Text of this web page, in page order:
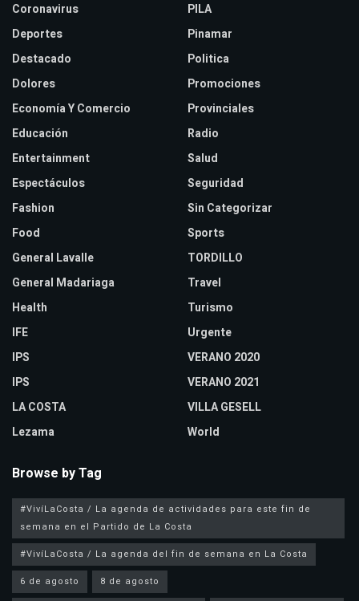
Coronavirus
Deportes
Destacado
Dolores
Economía Y Comercio
Educación
Entertainment
Espectáculos
Fashion
Food
General Lavalle
General Madariaga
Health
IFE
IPS
IPS
LA COSTA
Lezama
PILA
Pinamar
Politica
Promociones
Provinciales
Radio
Salud
Seguridad
Sin Categorizar
Sports
TORDILLO
Travel
Turismo
Urgente
VERANO 2020
VERANO 2021
VILLA GESELL
World
Browse by Tag
#VivíLaCosta / La agenda de actividades para este fin de
semana en el Partido de La Costa
#VivíLaCosta / La agenda del fin de semana en La Costa
6 de agosto
8 de agosto